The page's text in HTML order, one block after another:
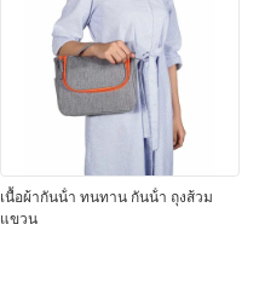
เนื้อผ้ากันน้ํา ทนทาน กันน้ํา ถุงส้วม
แขวน